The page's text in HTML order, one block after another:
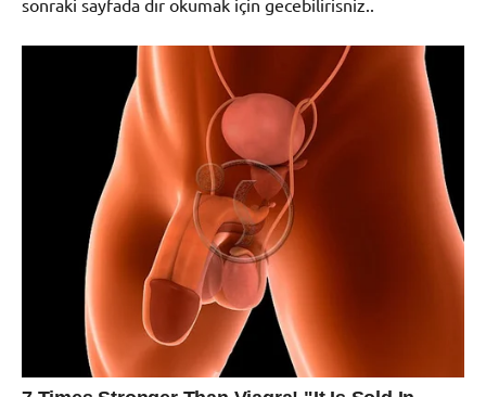
sonraki sayfada dır okumak için gecebilirisniz..